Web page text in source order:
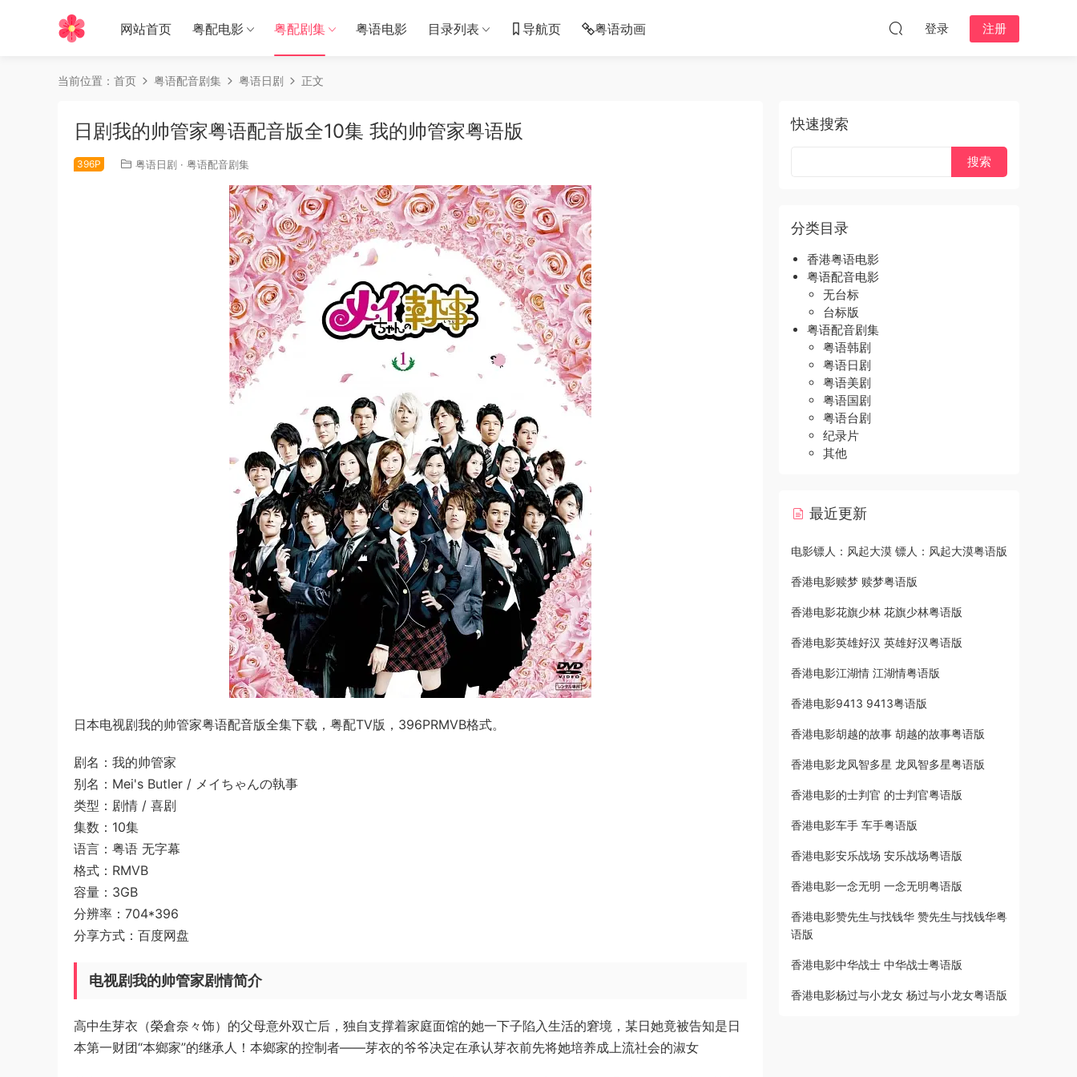
网站首页 粤配电影 粤配剧集 粤语电影 目录列表 导航页 粤语动画 登录 注册
当前位置： 首页 粤语配音剧集 粤语日剧 正文
日剧我的帅管家粤语配音版全10集 我的帅管家粤语版
396P 粤语日剧 · 粤语配音剧集
日本电视剧我的帅管家粤语配音版全集下载，粤配TV版，396PRMVB格式。
剧名：我的帅管家
别名：Mei's Butler / メイちゃんの執事
类型：剧情 / 喜剧
集数：10集
语言：粤语 无字幕
格式：RMVB
容量：3GB
分辨率：704*396
分享方式：百度网盘
电视剧我的帅管家剧情简介
高中生芽衣（榮倉奈々饰）的父母意外双亡后，独自支撑着家庭面馆的她一下子陷入生活的窘境，某日她竟被告知是日
本第一财团“本鄉家”的继承人！本鄉家的控制者——芽衣的爷爷决定在承认芽衣前先将她培养成上流社会的淑女
快速搜索
分类目录
香港粤语电影
粤语配音电影
无台标
台标版
粤语配音剧集
粤语韩剧
粤语日剧
粤语美剧
粤语国剧
粤语台剧
纪录片
其他
最近更新
电影镖人：风起大漠 镖人：风起大漠粤语版
香港电影赎梦 赎梦粤语版
香港电影花旗少林 花旗少林粤语版
香港电影英雄好汉 英雄好汉粤语版
香港电影江湖情 江湖情粤语版
香港电影9413 9413粤语版
香港电影胡越的故事 胡越的故事粤语版
香港电影龙凤智多星 龙凤智多星粤语版
香港电影的士判官 的士判官粤语版
香港电影车手 车手粤语版
香港电影安乐战场 安乐战场粤语版
香港电影一念无明 一念无明粤语版
香港电影赞先生与找钱华 赞先生与找钱华粤
语版
香港电影中华战士 中华战士粤语版
香港电影杨过与小龙女 杨过与小龙女粤语版